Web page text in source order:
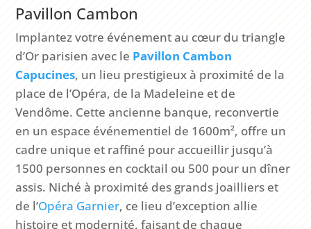
Pavillon Cambon
Implantez votre événement au cœur du triangle
d’Or parisien avec le Pavillon Cambon
Capucines, un lieu prestigieux à proximité de la
place de l’Opéra, de la Madeleine et de
Vendôme. Cette ancienne banque, reconvertie
en un espace événementiel de 1600m², offre un
cadre unique et raffiné pour accueillir jusqu’à
1500 personnes en cocktail ou 500 pour un dîner
assis. Niché à proximité des grands joailliers et
de l’Opéra Garnier, ce lieu d’exception allie
histoire et modernité, faisant de chaque